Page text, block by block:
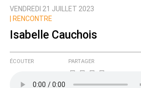
VENDREDI 21 JUILLET 2023
| RENCONTRE
Isabelle Cauchois
ÉCOUTER PARTAGER